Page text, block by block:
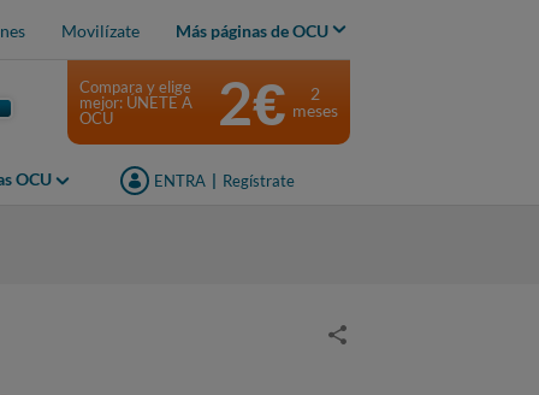
Movilízate Más páginas de OCU
OCU ENTRA Regístrate
Compara y elige
mejor: ÚNETE A
OCU
2€
2
meses